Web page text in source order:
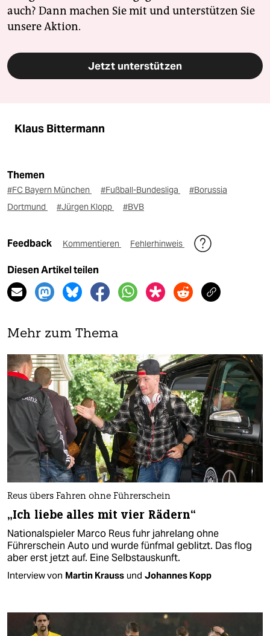
auch? Dann machen Sie mit und unterstützen Sie
unsere Aktion.
Jetzt unterstützen
Klaus Bittermann
Themen
#FC Bayern München #Fußball-Bundesliga
#Borussia
Dortmund
#Jürgen Klopp #BVB
Feedback Kommentieren Fehlerhinweis
Diesen Artikel teilen
Mehr zum Thema
Reus übers Fahren ohne Führerschein
„Ich liebe alles mit vier Rädern“
Nationalspieler Marco Reus fuhr jahrelang ohne
Führerschein Auto und wurde fünfmal geblitzt. Das flog
aber erst jetzt auf. Eine Selbstauskunft.
Interview von Martin Krauss und Johannes Kopp